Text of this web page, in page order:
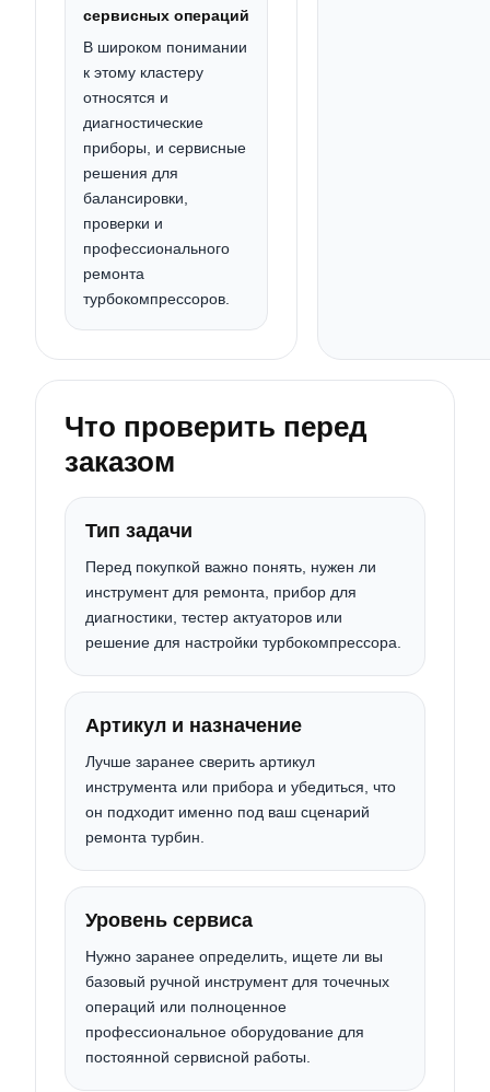
сервисных операций
В широком понимании
к этому кластеру
относятся и
диагностические
приборы, и сервисные
решения для
балансировки,
проверки и
профессионального
ремонта
турбокомпрессоров.
Что проверить перед
заказом
Тип задачи
Перед покупкой важно понять, нужен ли
инструмент для ремонта, прибор для
диагностики, тестер актуаторов или
решение для настройки турбокомпрессора.
Артикул и назначение
Лучше заранее сверить артикул
инструмента или прибора и убедиться, что
он подходит именно под ваш сценарий
ремонта турбин.
Уровень сервиса
Нужно заранее определить, ищете ли вы
базовый ручной инструмент для точечных
операций или полноценное
профессиональное оборудование для
постоянной сервисной работы.